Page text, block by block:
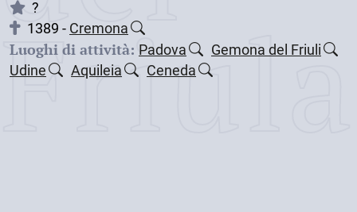
?
1389 - Cremona
Luoghi di attività: Padova
Gemona del Friuli
Udine
Aquileia Ceneda